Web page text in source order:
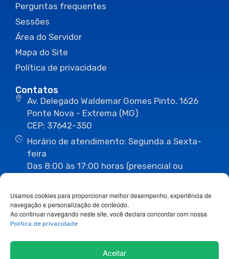
Usamos cookies para proporcionar melhor desempenho, experiência de
navegação e personalização de conteúdo.
Ao continuar navegando neste site, você declara concordar com nossa
Política de privacidade
Aceitar
Perguntas frequentes
Sessões
Área do Servidor
Mapa do Site
Política de privacidade
Contatos
Av. Delegado Waldemar Gomes Pinto, 1626
Ponte Nova - Extrema (MG)
CEP: 37642-350
Horário de atendimento: Segunda a Sexta-
feira
Das 8:00 às 17:00 horas (presencial ou
(35) 3435-1112 (35) 3435-3063
ouvidoria@camaraextrema.mg.gov.br
imprensa@camaraextrema.mg.gov.br
Siga-nos: